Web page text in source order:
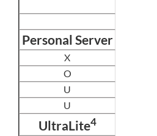
Personal Server
X
O
U
U
UltraLite4